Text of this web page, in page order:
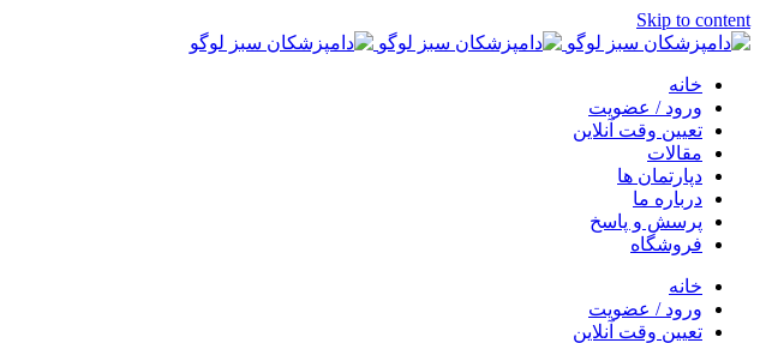
Skip to content
خانه
ورود / عضویت
تعیین وقت آنلاین
مقالات
دپارتمان ها
درباره ما
پرسش و پاسخ
فروشگاه
خانه
ورود / عضویت
تعیین وقت آنلاین